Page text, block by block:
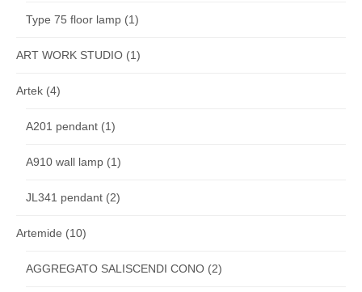
Type 75 floor lamp (1)
ART WORK STUDIO (1)
Artek (4)
A201 pendant (1)
A910 wall lamp (1)
JL341 pendant (2)
Artemide (10)
AGGREGATO SALISCENDI CONO (2)